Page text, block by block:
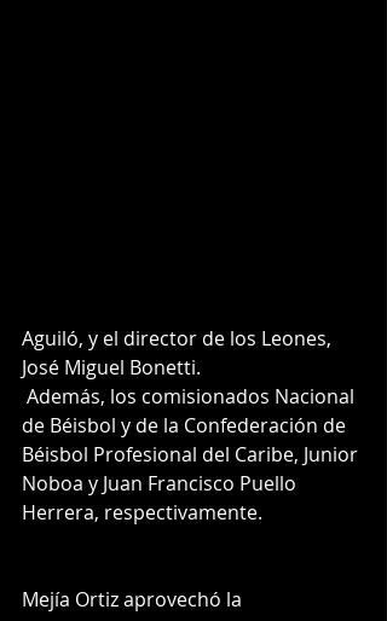
Aguiló, y el director de los Leones,
José Miguel Bonetti.
de Béisbol y de la Confederación de
Béisbol Profesional del Caribe, Junior
Noboa y Juan Francisco Puello
Herrera, respectivamente.
Mejía Ortiz aprovechó la